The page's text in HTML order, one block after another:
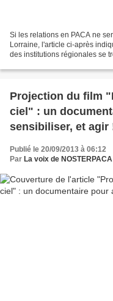
Si les relations en PACA ne
Lorraine, l'article ci-après
des institutions régionales se
Projection du film
ciel" : un
sensibiliser, et agir
Publié le 20/09/2013 à 06:12
Par La voix de NOSTERPACA